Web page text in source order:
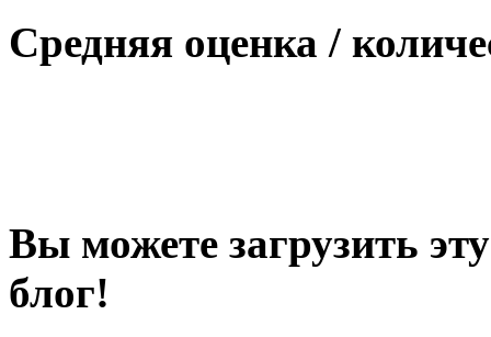
Средняя оценка /
Вы можете загрузить
блог!